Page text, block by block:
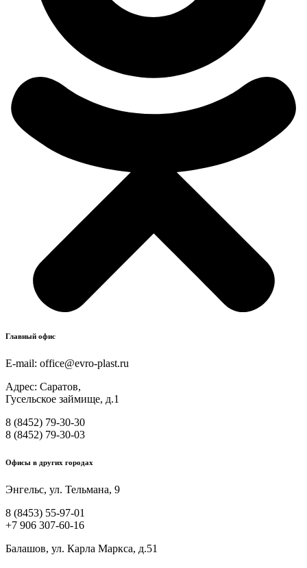
Главный офис
E-mail: office@evro-plast.ru
Адрес: Саратов,
Гусельское займище, д.1
8 (8452) 79-30-30
8 (8452) 79-30-03
Офисы в других городах
Энгельс, ул. Тельмана, 9
8 (8453) 55-97-01
+7 906 307-60-16
Балашов, ул. Карла Маркса, д.51